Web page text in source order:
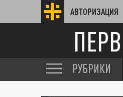
АВТОРИЗАЦИЯ
РУБРИКИ